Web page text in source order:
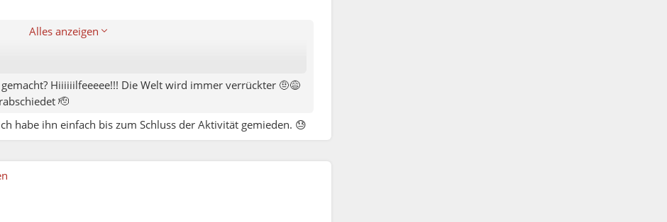
Alles anzeigen
Kennenlernen an der Öffentlichkeit macht (ist mir
gemacht? Hiiiiiilfeeeee!!! Die Welt wird immer verrückter 🤨😅
🫡
habe ihn einfach bis zum Schluss der Aktivität gemieden. 😓